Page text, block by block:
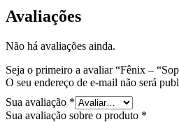
Avaliações
Não há avaliações ainda.
Seja o primeiro a avaliar “Fênix –
O seu endereço de e-mail não será
Sua avaliação *
Sua avaliação sobre o produto *